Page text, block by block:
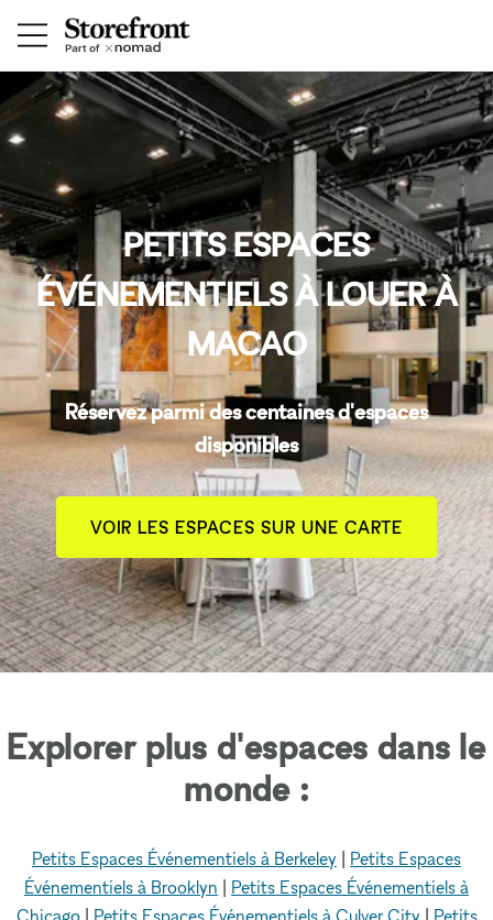
PETITS ESPACES
ÉVÉNEMENTIELS À LOUER À
MACAO
Réservez parmi des centaines d'espaces
disponibles
VOIR LES ESPACES SUR UNE CARTE
Explorer plus d'espaces dans le
monde :
Petits Espaces Événementiels à Berkeley
Petits Espaces
Événementiels à Brooklyn
Petits Espaces Événementiels à
Chicago| Petits Espaces Événementiels à Culver City
Petits